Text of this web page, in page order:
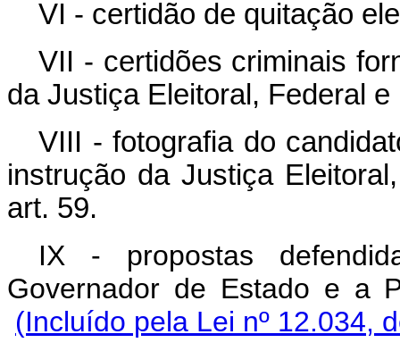
VI - certidão de quitação
VII - certidões criminais
da Justiça Eleitoral, Federal e
VIII - fotografia do
instrução da Justiça
art. 59.
IX - propostas
Governador de Estado
(Incluído pela Lei nº 12.034,